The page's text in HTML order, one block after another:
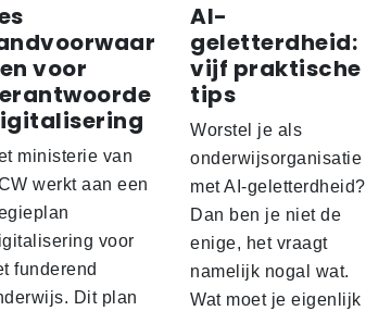
voor
ministerie van
werkt aan een
voor
funderend
Dit plan
AI-
geletterdheid:
vijf praktische
tips
Worstel je als
onderwijsorganisatie
met AI-geletterdheid?
Dan ben je niet de
enige, het vraagt
namelijk nogal wat.
Wat moet je eigenlijk